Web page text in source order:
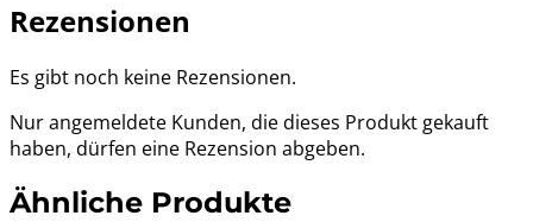
Rezensionen
Es gibt noch keine Rezensionen.
Nur angemeldete Kunden, die dieses Produkt gekauft
haben, dürfen eine Rezension abgeben.
Ähnliche Produkte